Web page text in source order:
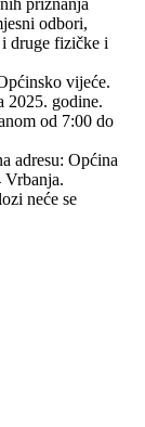
odbori,
i druge fizičke i
vijeće.
2025. godine.
od 7:00 do
adresu: Općina
Vrbanja.
neće se